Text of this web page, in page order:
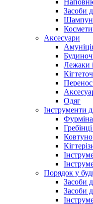
Засоби
Аксесуари
Лежаки
Одяг
Інструменти
Порядок у
Засоби
Засоби